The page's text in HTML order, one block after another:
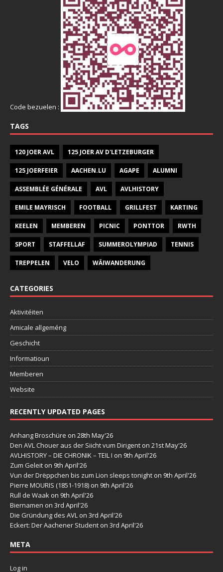
Code bezuelen :
TAGS
120 JOER AVL 125 JOER AV D'LETZEBURGER
125 JOERFEIER AACHEN.LU AGAPE ALUMNI
ASSEMBLÉE GÉNÉRALE AVL AVLHISTORY
EMILE MAYRISCH FOOTBALL GRILLFEST KARTING
KEELEN MEMBEREN PICNIC PONTTOR RWTH
SPORT STAFFELLAF SUMMEROLYMPIAD TENNIS
TREPPELEN VELO WÄIWANDERUNG
CATEGORIES
Aktivitéiten
Amicale allgeméng
Geschicht
Informatioun
Memberen
Website
RECENTLY UPDATED PAGES
Anhang Broschüre on 28th May'26
Den AVL Chouer aus der Siicht vum Dirigent on 21st May'26
AVLHISTORY – DIE CHRONIK – TEIL I on 9th April'26
Zum Geleit on 9th April'26
Vun der Drëppchen bis zum Lion sleeps tonight on 9th April'26
Pierre MOURIS (1851-1918) on 9th April'26
Rull de Waak on 9th April'26
Biernamen on 3rd April'26
Die Gründung des AVL on 3rd April'26
Eckert: Der Aachener Student on 3rd April'26
META
Log in